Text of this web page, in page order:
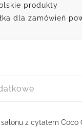
produkty
dla zamówień
z cytatem Coco